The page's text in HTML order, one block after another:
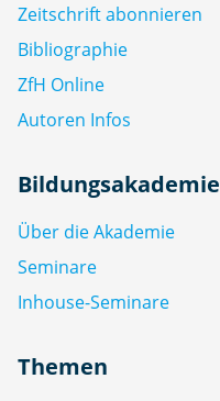
Zeitschrift abonnieren
Bibliographie
ZfH Online
Autoren Infos
Bildungsakademie
Über die Akademie
Seminare
Inhouse-Seminare
Themen